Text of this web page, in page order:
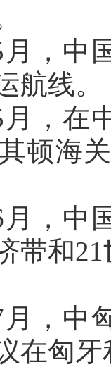
月，中
航线。
月，在
顿海
月，中
带和
月，中
在匈